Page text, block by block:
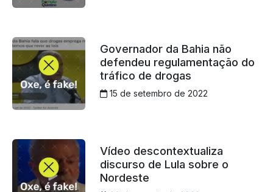
Governador da Bahia não
defendeu regulamentação do
tráfico de drogas
15 de setembro de 2022
Vídeo descontextualiza
discurso de Lula sobre o
Nordeste